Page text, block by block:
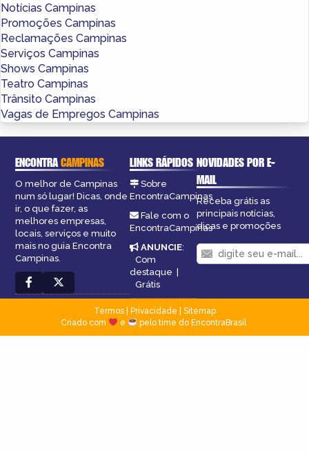
Notícias Campinas
Promoções Campinas
Reclamações Campinas
Serviços Campinas
Shows Campinas
Teatro Campinas
Trânsito Campinas
Vagas de Empregos Campinas
ENCONTRACAMPINAS
O melhor de Campinas
num só lugar! Dicas, onde
ir, o que fazer, as
melhores empresas,
locais, serviços e muito
mais no guia Encontra
Campinas.
LINKS RÁPIDOS
Sobre
EncontraCampinas
Fale com o
EncontraCampinas
ANUNCIE:
Com
destaque
Grátis
NOVIDADES POR E-
MAIL
Receba grátis as
principais notícias,
dicas e promoções
Termos| Privacidade
Sitemap
Criado com
e pelo time do EncontraBrasil